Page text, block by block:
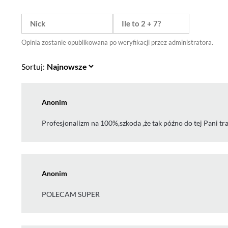
Opinia zostanie opublikowana po weryfikacji przez administratora.
Sortuj:
Anonim
Profesjonalizm na 100%,szkoda ,że tak późno do tej Pani
Anonim
POLECAM SUPER